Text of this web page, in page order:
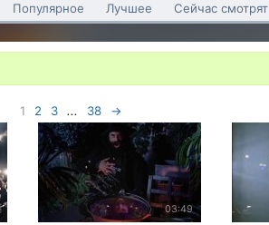
Популярное Лучшее Сейчас смотрят
1 2 3 ... 38 →
03:49